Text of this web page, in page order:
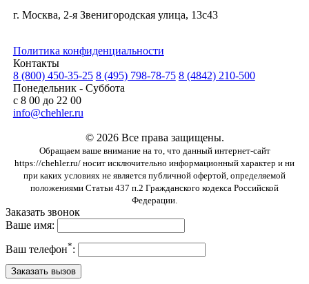
г. Москва, 2-я Звенигородская улица, 13с43
Политика конфиденциальности
Контакты
8 (800) 450-35-25 8 (495) 798-78-75 8 (4842) 210-500
Понедельник - Суббота
с 8 00 до 22 00
info@chehler.ru
© 2026 Все права защищены.
Обращаем ваше внимание на то, что данный интернет-сайт
https://chehler.ru/ носит исключительно информационный характер и ни
при каких условиях не является публичной офертой, определяемой
положениями Статьи 437 п.2 Гражданского кодекса Российской
Федерации.
Заказать звонок
Ваше имя:
Ваш телефон*: